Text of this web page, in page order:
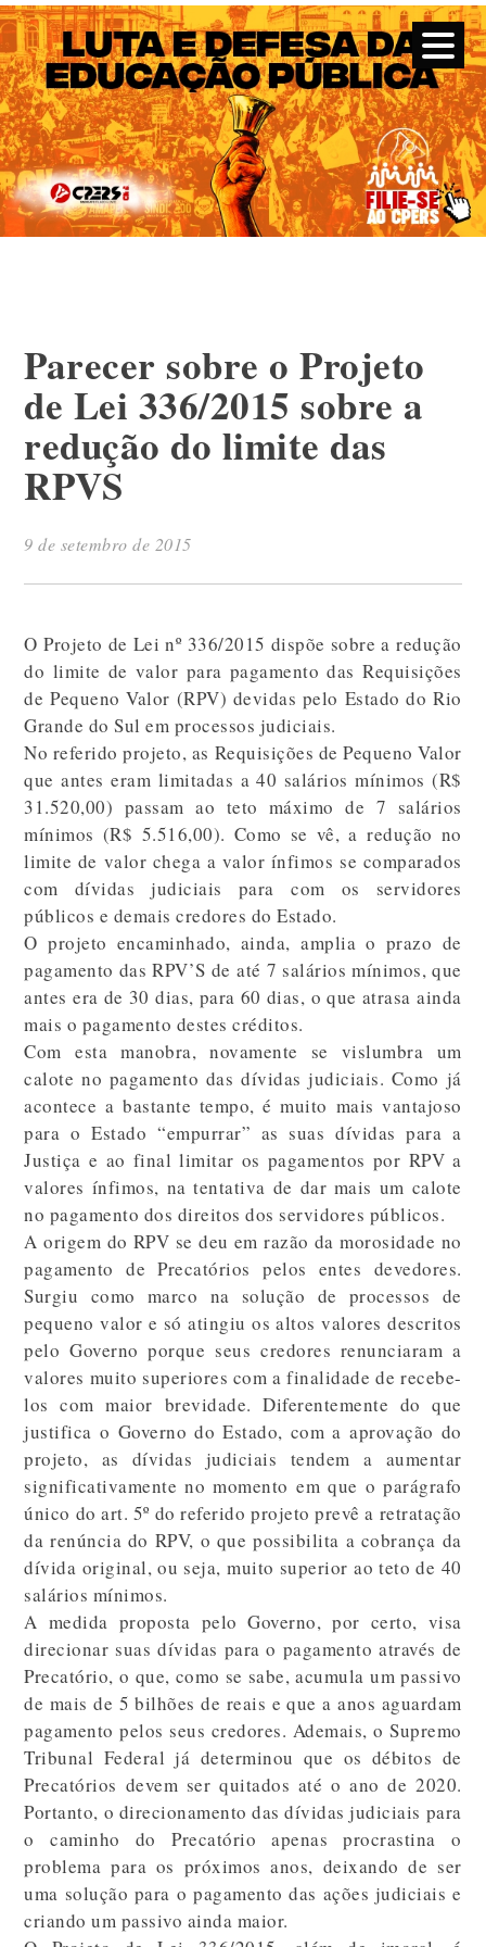
CPERS – Sindicato
CPERS – Sindicato dos Professores e Funcionários de escola
do Estado do Rio Grande do Sul
Parecer sobre o Projeto
de Lei 336/2015 sobre a
redução do limite das
RPVS
9 de setembro de 2015
O Projeto de Lei nº 336/2015 dispõe sobre a redução
do limite de valor para pagamento das Requisições
de Pequeno Valor (RPV) devidas pelo Estado do Rio
Grande do Sul em processos judiciais.
No referido projeto, as Requisições de Pequeno Valor
que antes eram limitadas a 40 salários mínimos (R$
31.520,00) passam ao teto máximo de 7 salários
mínimos (R$ 5.516,00). Como se vê, a redução no
limite de valor chega a valor ínfimos se comparados
com dívidas judiciais para com os servidores
públicos e demais credores do Estado.
O projeto encaminhado, ainda, amplia o prazo de
pagamento das RPV’S de até 7 salários mínimos, que
antes era de 30 dias, para 60 dias, o que atrasa ainda
mais o pagamento destes créditos.
Com esta manobra, novamente se vislumbra um
calote no pagamento das dívidas judiciais. Como já
acontece a bastante tempo, é muito mais vantajoso
para o Estado “empurrar” as suas dívidas para a
Justiça e ao final limitar os pagamentos por RPV a
valores ínfimos, na tentativa de dar mais um calote
no pagamento dos direitos dos servidores públicos.
A origem do RPV se deu em razão da morosidade no
pagamento de Precatórios pelos entes devedores.
Surgiu como marco na solução de processos de
pequeno valor e só atingiu os altos valores descritos
pelo Governo porque seus credores renunciaram a
valores muito superiores com a finalidade de recebe-
los com maior brevidade. Diferentemente do que
justifica o Governo do Estado, com a aprovação do
projeto, as dívidas judiciais tendem a aumentar
significativamente no momento em que o parágrafo
único do art. 5º do referido projeto prevê a retratação
da renúncia do RPV, o que possibilita a cobrança da
dívida original, ou seja, muito superior ao teto de 40
salários mínimos.
A medida proposta pelo Governo, por certo, visa
direcionar suas dívidas para o pagamento através de
Precatório, o que, como se sabe, acumula um passivo
de mais de 5 bilhões de reais e que a anos aguardam
pagamento pelos seus credores. Ademais, o Supremo
Tribunal Federal já determinou que os débitos de
Precatórios devem ser quitados até o ano de 2020.
Portanto, o direcionamento das dívidas judiciais para
o caminho do Precatório apenas procrastina o
problema para os próximos anos, deixando de ser
uma solução para o pagamento das ações judiciais e
criando um passivo ainda maior.